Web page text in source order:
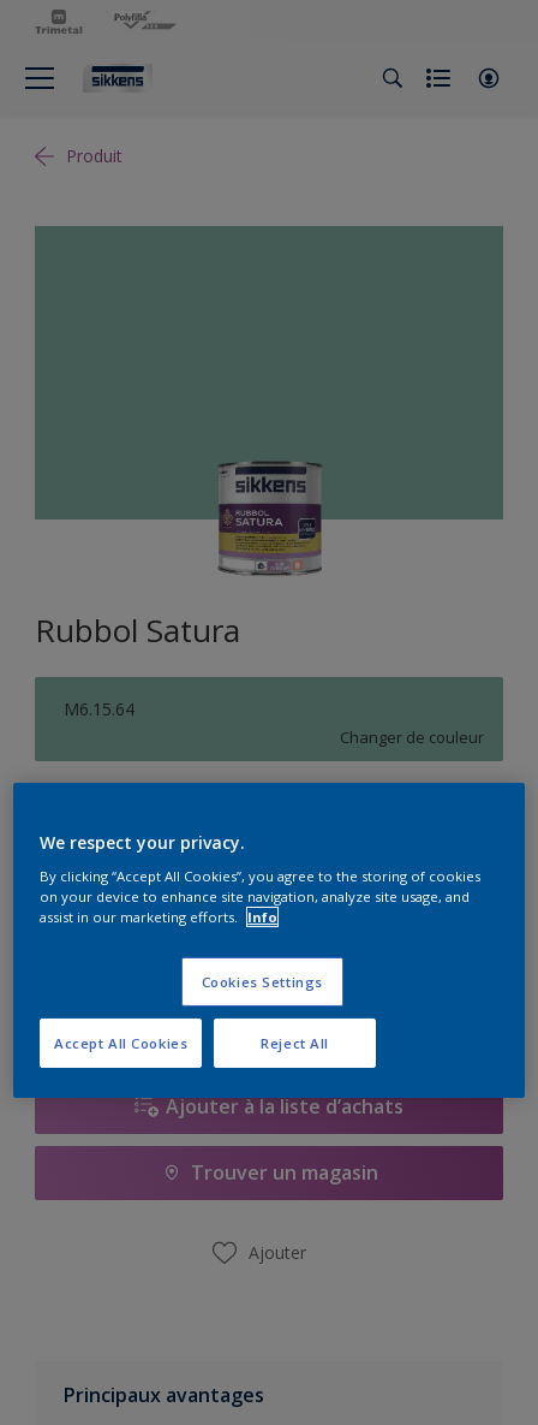
Produit
Rubbol Satura
M6.15.64
Changer de couleur
1L
Quantité Calculateur de peinture
Calculer
Ajouter à la liste d’achats
Trouver un magasin
Ajouter
Principaux avantages
We respect your privacy.
By clicking “Accept All Cookies”, you agree to the storing of cookies
on your device to enhance site navigation, analyze site usage, and
assist in our marketing efforts.
Info
Cookies Settings
Reject All
Accept All Cookies